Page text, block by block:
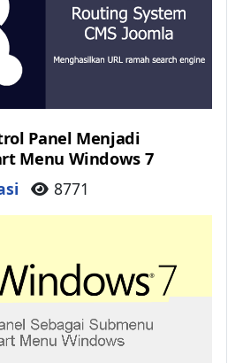
Panel Menjadi
Menu Windows 7
8771